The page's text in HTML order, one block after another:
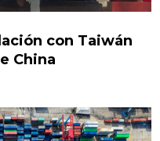
con Taiwán
China